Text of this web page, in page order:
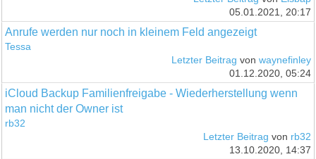
05.01.2021, 20:17
Anrufe werden nur noch in kleinem Feld angezeigt
Tessa
Letzter Beitrag von waynefinley
01.12.2020, 05:24
iCloud Backup Familienfreigabe - Wiederherstellung wenn
man nicht der Owner ist
rb32
Letzter Beitrag von rb32
13.10.2020, 14:37